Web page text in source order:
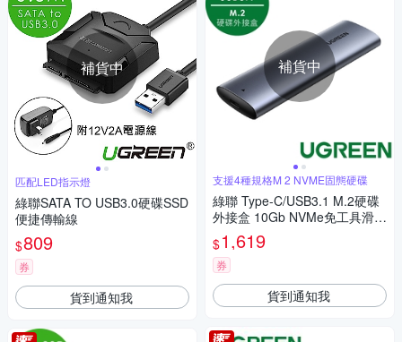
補貨中
匹配LED指示燈
綠聯SATA TO USB3.0硬碟SSD
便捷傳輸線
$809
券
貨到通知我
補貨中
支援4種規格M 2 NVME固態硬碟
綠聯 Type-C/USB3.1 M.2硬碟
外接盒 10Gb NVMe免工具滑蓋
版
$1,619
券
貨到通知我